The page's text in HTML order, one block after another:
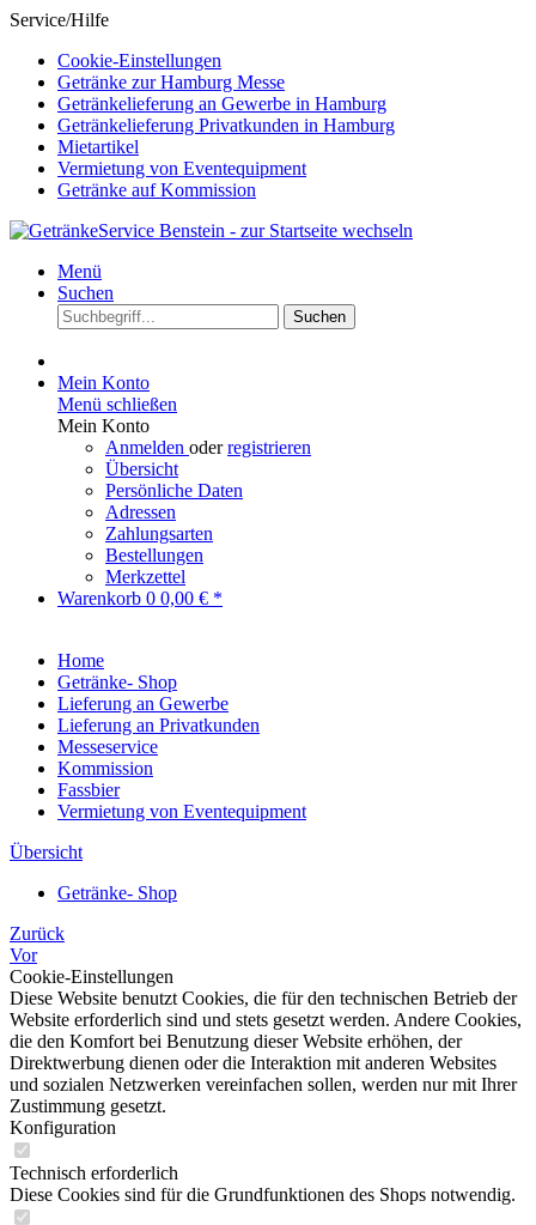
Service/Hilfe
Cookie-Einstellungen
Getränke zur Hamburg Messe
Getränkelieferung an Gewerbe in Hamburg
Getränkelieferung Privatkunden in Hamburg
Mietartikel
Vermietung von Eventequipment
Getränke auf Kommission
Menü
Suchen
Suchen
Mein Konto
Menü schließen
Mein Konto
Anmelden oderregistrieren
Übersicht
Persönliche Daten
Adressen
Zahlungsarten
Bestellungen
Merkzettel
Warenkorb 0 0,00 € *
Home
Getränke- Shop
Lieferung an Gewerbe
Lieferung an Privatkunden
Messeservice
Kommission
Fassbier
Vermietung von Eventequipment
Übersicht
Getränke- Shop
Zurück
Vor
Cookie-Einstellungen
Diese Website benutzt Cookies, die für den technischen Betrieb der
Website erforderlich sind und stets gesetzt werden. Andere Cookies,
die den Komfort bei Benutzung dieser Website erhöhen, der
Direktwerbung dienen oder die Interaktion mit anderen Websites
und sozialen Netzwerken vereinfachen sollen, werden nur mit Ihrer
Zustimmung gesetzt.
Konfiguration
Technisch erforderlich
Diese Cookies sind für die Grundfunktionen des Shops notwendig.